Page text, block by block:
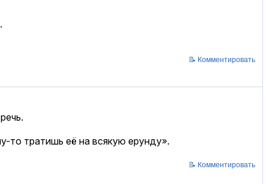
📝 Комментировать
то тратишь её на всякую ерунду».
📝 Комментировать